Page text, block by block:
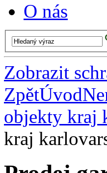
O nás
Zobrazit
ZpětÚvod
objekty kraj
kraj